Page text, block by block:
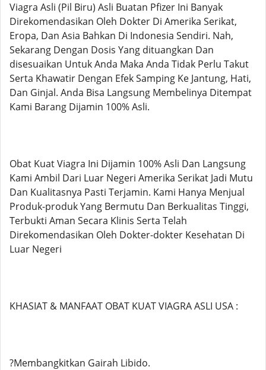
Viagra Asli (Pil Biru) Asli Buatan Pfizer Ini Banyak
Direkomendasikan Oleh Dokter Di Amerika Serikat,
Eropa, Dan Asia Bahkan Di Indonesia Sendiri. Nah,
Sekarang Dengan Dosis Yang dituangkan Dan
disesuaikan Untuk Anda Maka Anda Tidak Perlu Takut
Serta Khawatir Dengan Efek Samping Ke Jantung, Hati,
Dan Ginjal. Anda Bisa Langsung Membelinya Ditempat
Kami Barang Dijamin 100% Asli.
Obat Kuat Viagra Ini Dijamin 100% Asli Dan Langsung
Kami Ambil Dari Luar Negeri Amerika Serikat Jadi Mutu
Dan Kualitasnya Pasti Terjamin. Kami Hanya Menjual
Produk-produk Yang Bermutu Dan Berkualitas Tinggi,
Terbukti Aman Secara Klinis Serta Telah
Direkomendasikan Oleh Dokter-dokter Kesehatan Di
Luar Negeri
KHASIAT & MANFAAT OBAT KUAT VIAGRA ASLI USA :
?Membangkitkan Gairah Libido.